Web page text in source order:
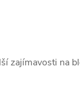
zajímavosti na